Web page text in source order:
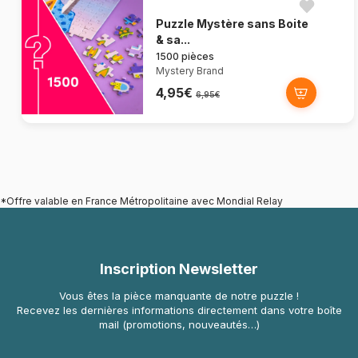
Puzzle Mystère sans Boite
& sa...
1500 pièces
Mystery Brand
4,95€ 6,95€
*Offre valable en France Métropolitaine avec Mondial Relay
Inscription Newsletter
Vous êtes la pièce manquante de notre puzzle !
Recevez les dernières informations directement dans votre boîte
mail (promotions, nouveautés…)